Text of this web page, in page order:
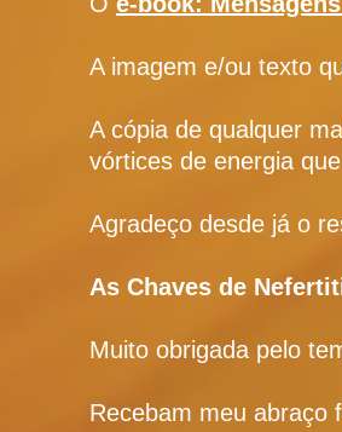
A imagem e/ou texto
A cópia de qualquer
vórtices de energia
Agradeço desde já o
As Chaves de
Muito obrigada pelo
Recebam meu abraço